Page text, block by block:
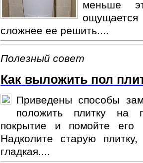
меньше
ощущается
сложнее ее решить....
Полезный совет
Как выложить пол
Приведены способы
положить плитку на
покрытие и помойте
Надколите старую
гладкая....